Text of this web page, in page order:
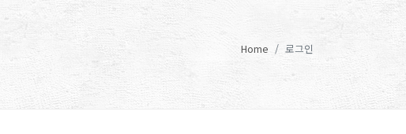
Home 로그인